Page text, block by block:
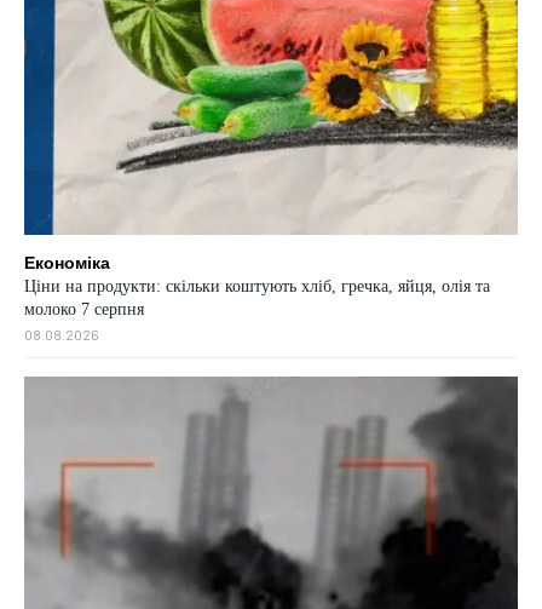
Економіка
Ціни на продукти: скільки коштують хліб, гречка, яйця, олія та
молоко 7 серпня
08.08.2026